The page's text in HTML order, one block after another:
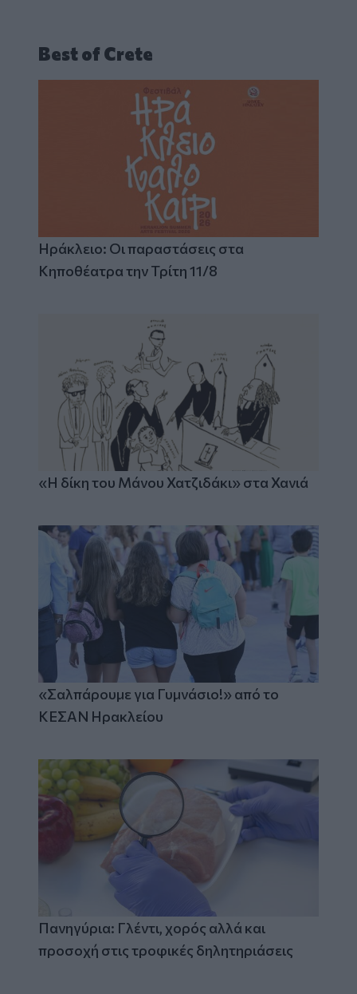
Best of Crete
Ηράκλειο: Οι παραστάσεις στα
Κηποθέατρα την Τρίτη 11/8
«Η δίκη του Μάνου Χατζιδάκι» στα Χανιά
«Σαλπάρουμε για Γυμνάσιο!» από το
ΚΕΣΑΝ Ηρακλείου
Πανηγύρια: Γλέντι, χορός αλλά και
προσοχή στις τροφικές δηλητηριάσεις